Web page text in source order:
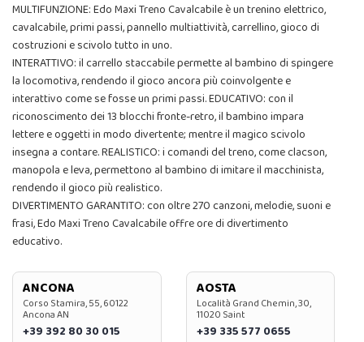
MULTIFUNZIONE: Edo Maxi Treno Cavalcabile è un trenino elettrico,
cavalcabile, primi passi, pannello multiattività, carrellino, gioco di
costruzioni e scivolo tutto in uno.
INTERATTIVO: il carrello staccabile permette al bambino di spingere
la locomotiva, rendendo il gioco ancora più coinvolgente e
interattivo come se fosse un primi passi. EDUCATIVO: con il
riconoscimento dei 13 blocchi fronte-retro, il bambino impara
lettere e oggetti in modo divertente; mentre il magico scivolo
insegna a contare. REALISTICO: i comandi del treno, come clacson,
manopola e leva, permettono al bambino di imitare il macchinista,
rendendo il gioco più realistico.
DIVERTIMENTO GARANTITO: con oltre 270 canzoni, melodie, suoni e
frasi, Edo Maxi Treno Cavalcabile offre ore di divertimento
educativo.
ANCONA
Corso Stamira, 55, 60122
Ancona AN
+39 392 80 30 015
AOSTA
Località Grand Chemin, 30,
11020 Saint
+39 335 577 0655